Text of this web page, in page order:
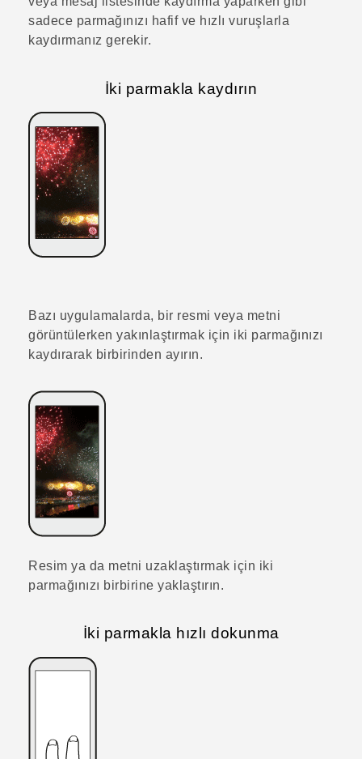
sadece parmağınızı hafif ve hızlı vuruşlarla
kaydırmanız gerekir.
İki parmakla kaydırın
Bazı uygulamalarda, bir resmi veya metni
görüntülerken yakınlaştırmak için iki parmağınızı
kaydırarak birbirinden ayırın.
Resim ya da metni uzaklaştırmak için iki
parmağınızı birbirine yaklaştırın.
İki parmakla hızlı dokunma